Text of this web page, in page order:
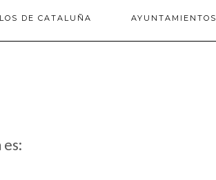
DE CATALUÑA AYUNTAMIENTOS